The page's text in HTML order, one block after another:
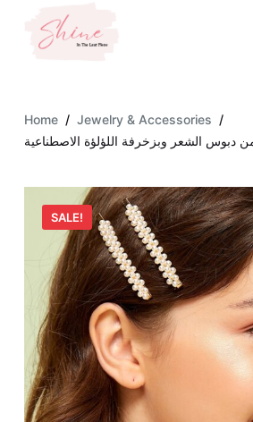
o
o
Home / Jewelry & Accessories /
دبوس الشعر وبزخرفة اللؤلؤة الاصطناعية
SALE!